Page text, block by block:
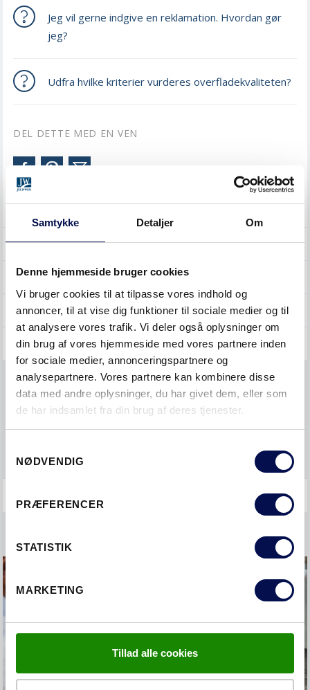
Samtykke Detaljer Om
Denne hjemmeside bruger cookies
Vi bruger cookies til at tilpasse vores indhold og
annoncer, til at vise dig funktioner til sociale medier og til
at analysere vores trafik. Vi deler også oplysninger om
din brug af vores hjemmeside med vores partnere inden
for sociale medier, annonceringspartnere og
analysepartnere. Vores partnere kan kombinere disse
data med andre oplysninger, du har givet dem, eller som
de har indsamlet fra din brug af deres tjenester.
NØDVENDIG
PRÆFERENCER
STATISTIK
MARKETING
Tillad alle cookies
Jeg vil gerne indgive en reklamation. Hvordan gør
jeg?
Udfra hvilke kriterier vurderes overfladekvaliteten?
DEL DETTE MED EN VEN
INDVENDIGE DØRE
SKYDEDØRE
YDERDØRE
GENERELT
Køb og priser
Øvrigt